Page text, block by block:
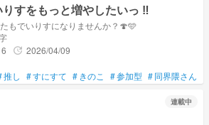
りすをもっと増やしたいっ ‼︎
もでいりすになりませんか？🍄🩵
6 update 2026/04/09
推し #すにすて # きのこ #参加型 #同界隈さんと
連載中